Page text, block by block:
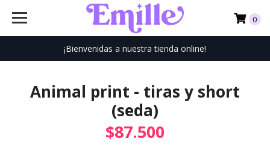
¡Bienvenidas a nuestra tienda online!
0
Animal print - tiras y short
(seda)
$87.500